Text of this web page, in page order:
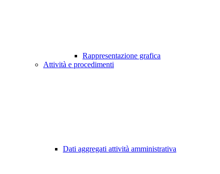
Rappresentazione grafica
Attività e procedimenti
Dati aggregati attività amministrativa